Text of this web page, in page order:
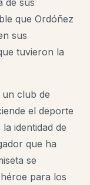
que Ordóñez
sus
tuvieron la
un club de
el deporte
identidad de
que ha
se
para los